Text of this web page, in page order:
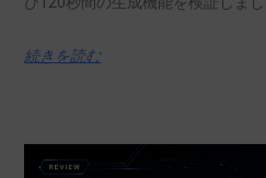
続きを読む